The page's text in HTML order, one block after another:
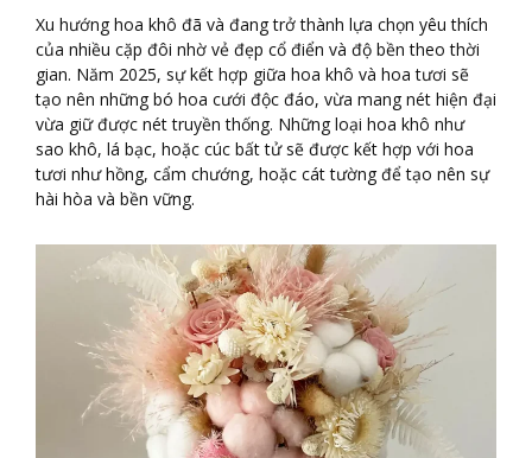
Xu hướng hoa khô đã và đang trở thành lựa chọn yêu thích
của nhiều cặp đôi nhờ vẻ đẹp cổ điển và độ bền theo thời
gian. Năm 2025, sự kết hợp giữa hoa khô và hoa tươi sẽ
tạo nên những bó hoa cưới độc đáo, vừa mang nét hiện đại
vừa giữ được nét truyền thống. Những loại hoa khô như
sao khô, lá bạc, hoặc cúc bất tử sẽ được kết hợp với hoa
tươi như hồng, cẩm chướng, hoặc cát tường để tạo nên sự
hài hòa và bền vững.